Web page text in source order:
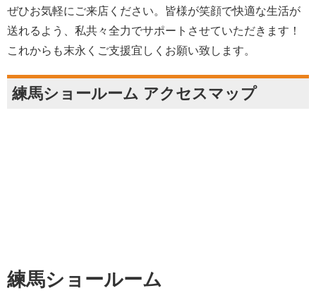
ぜひお気軽にご来店ください。皆様が笑顔で快適な生活が
送れるよう、私共々全力でサポートさせていただきます！
これからも末永くご支援宜しくお願い致します。
練馬ショールーム アクセスマップ
練馬ショールーム